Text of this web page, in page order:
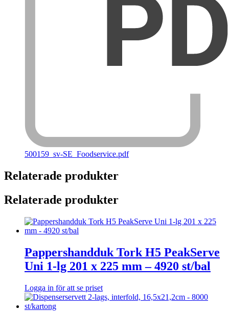
500159_sv-SE_Foodservice.pdf
Relaterade produkter
Relaterade produkter
Pappershandduk Tork H5 PeakServe
Uni 1-lg 201 x 225 mm – 4920 st/bal
Logga in för att se priset